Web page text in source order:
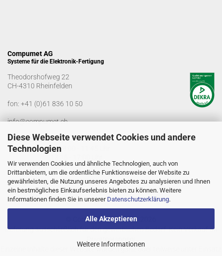
Diese Webseite verwendet Cookies und andere
Technologien
Wir verwenden Cookies und ähnliche Technologien, auch von
Drittanbietern, um die ordentliche Funktionsweise der Website zu
gewährleisten, die Nutzung unseres Angebotes zu analysieren und Ihnen
ein bestmögliches Einkaufserlebnis bieten zu können. Weitere
Informationen finden Sie in unserer Datenschutzerklärung.
Alle Akzeptieren
Weitere Informationen
Compumet AG
Systeme für die Elektronik-Fertigung
Theodorshofweg 22
CH-4310 Rheinfelden
fon: +41 (0)61 836 10 50
info@compumet.ch
Bürozeiten
Montag-Freitag: 08:00 - 11:45 Uhr
Samstag und Sonntag geschlossen
© Compumet AG 2005 - 2026
Lieferung ausschließlich für den gewerblichen Bedarf. Kein Verkauf an
Privatpersonen!
Einzelne Inhalte dieser Website wurden ganz oder teilweise unter Einsatz